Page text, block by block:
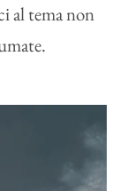
al tema non